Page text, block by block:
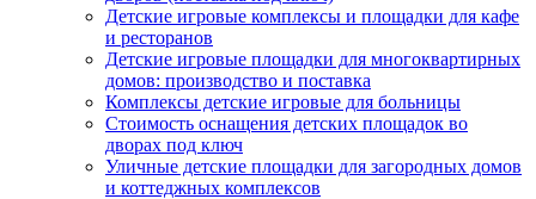
Детские игровые комплексы и площадки для кафе
и ресторанов
Детские игровые площадки для многоквартирных
домов: производство и поставка
Комплексы детские игровые для больницы
Стоимость оснащения детских площадок во
дворах под ключ
Уличные детские площадки для загородных домов
и коттеджных комплексов